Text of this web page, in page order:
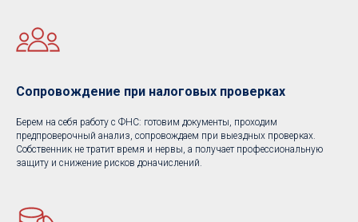
Сопровождение при налоговых проверках
Берем на себя работу с ФНС: готовим документы, проходим
предпроверочный анализ, сопровождаем при выездных проверках.
Собственник не тратит время и нервы, а получает профессиональную
защиту и снижение рисков доначислений.